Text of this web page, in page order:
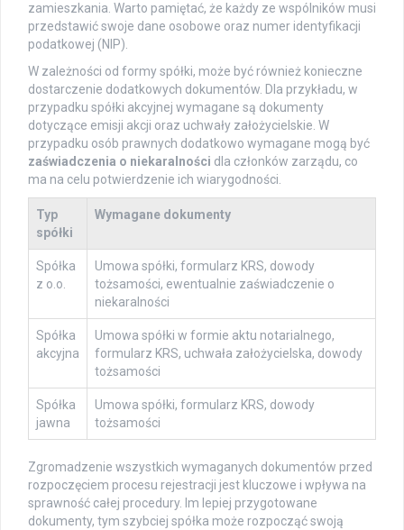
zamieszkania. Warto pamiętać, że każdy ze wspólników musi
przedstawić swoje dane osobowe oraz numer identyfikacji
podatkowej (NIP).
W zależności od formy spółki, może być również konieczne
dostarczenie dodatkowych dokumentów. Dla przykładu, w
przypadku spółki akcyjnej wymagane są dokumenty
dotyczące emisji akcji oraz uchwały założycielskie. W
przypadku osób prawnych dodatkowo wymagane mogą być
zaświadczenia o niekaralności dla członków zarządu, co
ma na celu potwierdzenie ich wiarygodności.
Typ
spółki
Wymagane dokumenty
Spółka
z o.o.
Umowa spółki, formularz KRS, dowody
tożsamości, ewentualnie zaświadczenie o
niekaralności
Spółka
akcyjna
Umowa spółki w formie aktu notarialnego,
formularz KRS, uchwała założycielska, dowody
tożsamości
Spółka
jawna
Umowa spółki, formularz KRS, dowody
tożsamości
Zgromadzenie wszystkich wymaganych dokumentów przed
rozpoczęciem procesu rejestracji jest kluczowe i wpływa na
sprawność całej procedury. Im lepiej przygotowane
dokumenty, tym szybciej spółka może rozpocząć swoją